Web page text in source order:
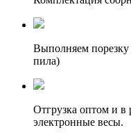
Выполняем порезку
пила)
Отгрузка оптом и в
электронные весы.